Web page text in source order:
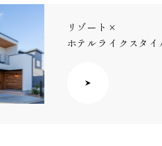
リゾート×
ホテルライクスタイ